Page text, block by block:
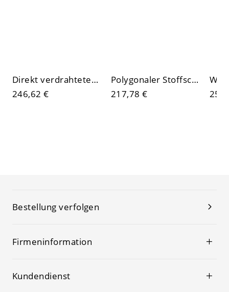
Direkt verdrahteter elektrischer Pendelstab 3-Farben-Lichtleuchter ohne LED-Licht, transparenter Glasschirm
246,62 €
Polygonaler Stoffschirm-Kronleuchter mit Stangenmontage, nach unten gerichteter Lampenschirm für den Wohnbereich
217,78 €
Bestellung verfolgen
Firmeninformation
Kundendienst